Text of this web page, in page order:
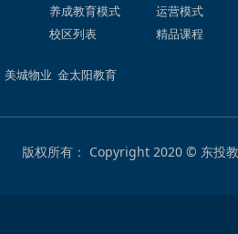
养成教育模式
校区列表
运营模式
精品课程
美城物业 金太阳教育
版权所有： Copyright 2020 © 东投